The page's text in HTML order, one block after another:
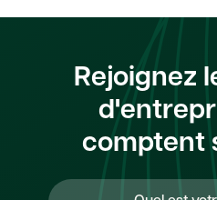
Rejoignez
comptent